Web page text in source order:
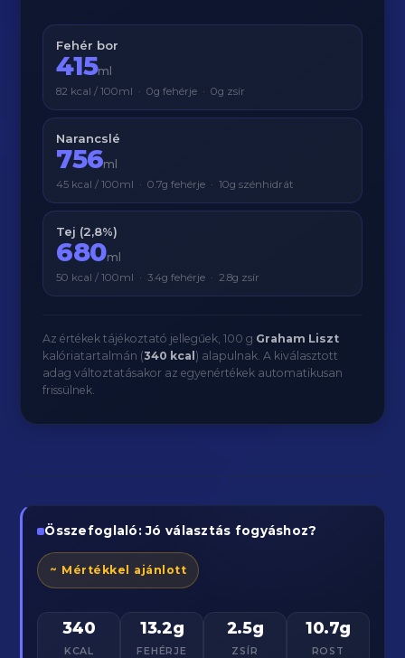
Fehér bor
415ml
82 kcal / 100ml · 0g fehérje · 0g zsír
Narancslé
756ml
45 kcal / 100ml · 0.7g fehérje · 10g szénhidrát
Tej (2,8%)
680ml
50 kcal / 100ml · 3.4g fehérje · 2.8g zsír
Az értékek tájékoztató jellegűek, 100 g Graham Liszt
kalóriatartalmán (340 kcal ) alapulnak. A kiválasztott
adag változtatásakor az egyenértékek automatikusan
frissülnek.
Összefoglaló: Jó választás fogyáshoz?
~ Mértékkel ajánlott
340
KCAL
13.2g
FEHÉRJE
2.5g
ZSÍR
10.7g
ROST